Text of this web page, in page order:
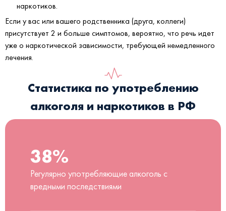
наркотиков.
Если у вас или вашего родственника (друга, коллеги)
присутствует 2 и больше симптомов, вероятно, что речь идет
уже о наркотической зависимости, требующей немедленного
лечения.
Статистика по употреблению
алкоголя и наркотиков в РФ
38%
Регулярно употребляющие алкоголь с
вредными последствиями